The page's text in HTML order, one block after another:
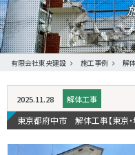
有限会社東央建設 施工事例 解
2025.11.28 解体工事
東京都府中市 解体工事【東京・